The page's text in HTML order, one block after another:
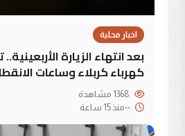
اخبار محلية
بعد انتهاء الزيارة
كهرباء كربلاء وساعات
--منذ 15 ساعة